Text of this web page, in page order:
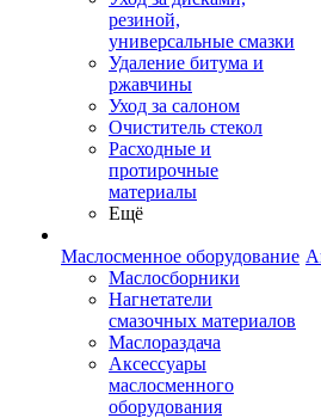
резиной,
универсальные смазки
Удаление битума и
ржавчины
Уход за салоном
Очиститель стекол
Расходные и
протирочные
материалы
Ещё
Маслосменное оборудование
Маслосборники
Нагнетатели
смазочных материалов
Маслораздача
Аксессуары
маслосменного
оборудования